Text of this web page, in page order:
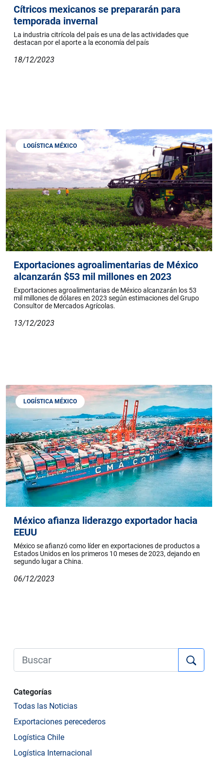
Cítricos mexicanos se prepararán para
temporada invernal
La industria citrícola del país es una de las actividades que
destacan por el aporte a la economía del país
18/12/2023
LOGÍSTICA MÉXICO
Exportaciones agroalimentarias de México
alcanzarán $53 mil millones en 2023
Exportaciones agroalimentarias de México alcanzarán los 53
mil millones de dólares en 2023 según estimaciones del Grupo
Consultor de Mercados Agrícolas.
13/12/2023
LOGÍSTICA MÉXICO
México afianza liderazgo exportador hacia
EEUU
México se afianzó como líder en exportaciones de productos a
Estados Unidos en los primeros 10 meses de 2023, dejando en
segundo lugar a China.
06/12/2023
Categorías
Todas las Noticias
Exportaciones perecederos
Logística Chile
Logística Internacional